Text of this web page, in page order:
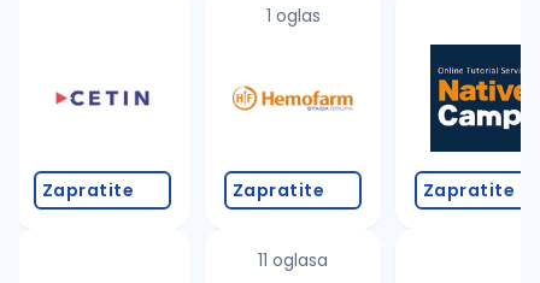
Zapratite
1 oglas
Zapratite
11 oglasa
Zapratite